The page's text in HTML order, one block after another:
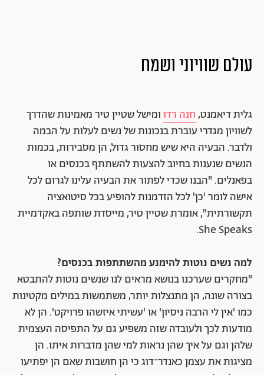
עולם שוויוני ושמח
גלית דיאמנט,חנה רדוומישל שטיין טיר מאמינות שהדרך
לשוויון מגדרי עוברת בנכונות של נשים לעלות על הבמה
ולדבר. הבעיה היא שיש מחסור גדול, הן מסבירות, בכמות
הנשים שנענות בחיוב להצעות להשתתף בכנסים או
בפאנלים. "הבנו שכדי לפתור את הבעיה עלינו לגרום לכל
אישה לומר 'כן' לכל הזדמנות להופיע בכל סיטואציה
תקשורתית", אומרת שטיין טיר, מייסדת שותפה באקדמיית
She Speaks.
למה נשים נוטות להימנע מהשתתפות בכנסים?
"מחקרים שערכנו בנושא מראים לנו שנשים נוטות להתבטא
בצורה שונה, הן מתנצלות יותר, משתמשות במילים מקטינות
כמו 'אין לי הרבה ניסיון' או 'עשיתי איזשהו פרויקט'. הן לא
מודעות לכך ולעובדה שזה משפיע גם על התפיסה העצמית
שלהן וגם על איך שהן נראות למי שהן מדברות איתו. הן
מציגות את עצמן כאנדר־דוג כי הן חושבות שאם הן יפתיעו